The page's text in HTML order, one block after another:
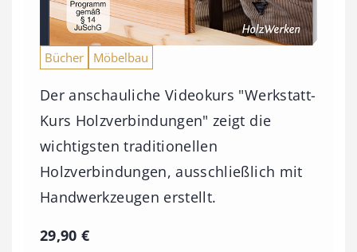
9
3
0
0
€
Bücher Möbelbau
Der anschauliche Videokurs "Werkstatt-
Kurs Holzverbindungen" zeigt die
wichtigsten traditionellen
Holzverbindungen, ausschließlich mit
Handwerkzeugen erstellt.
29,90€